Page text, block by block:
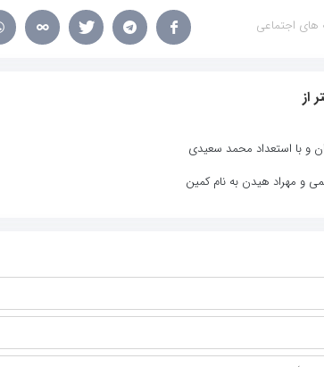
های اجتماعی
از
و با استعداد محمد سعیدی
و مهراد هیدن به نام کمین